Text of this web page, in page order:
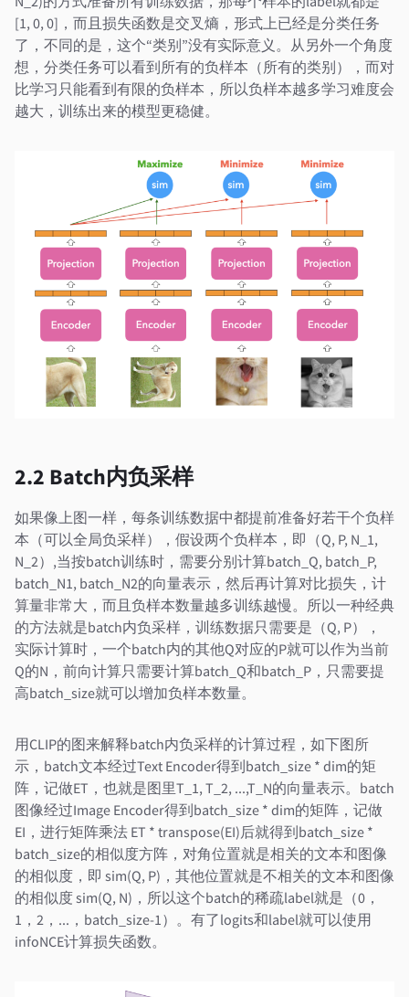
[1, 0, 0]，而且损失函数是交叉熵，形式上已经是分类任务
了，不同的是，这个“类别”没有实际意义。从另外一个角度
想，分类任务可以看到所有的负样本（所有的类别），而对
比学习只能看到有限的负样本，所以负样本越多学习难度会
越大，训练出来的模型更稳健。
2.2 Batch内负采样
如果像上图一样，每条训练数据中都提前准备好若干个负样
本（可以全局负采样），假设两个负样本，即（Q, P, N_1,
N_2）,当按batch训练时，需要分别计算batch_Q, batch_P,
batch_N1, batch_N2的向量表示，然后再计算对比损失，计
算量非常大，而且负样本数量越多训练越慢。所以一种经典
的方法就是batch内负采样，训练数据只需要是（Q, P），
实际计算时，一个batch内的其他Q对应的P就可以作为当前
Q的N，前向计算只需要计算batch_Q和batch_P，只需要提
高batch_size就可以增加负样本数量。
用CLIP的图来解释batch内负采样的计算过程，如下图所
示，batch文本经过Text Encoder得到batch_size * dim的矩
阵，记做ET，也就是图里T_1, T_2, ...,T_N的向量表示。batch
图像经过Image Encoder得到batch_size * dim的矩阵，记做
EI，进行矩阵乘法 ET * transpose(EI)后就得到batch_size *
batch_size的相似度方阵，对角位置就是相关的文本和图像
的相似度，即 sim(Q, P)，其他位置就是不相关的文本和图像
的相似度 sim(Q, N)，所以这个batch的稀疏label就是（0，
1，2，...，batch_size-1）。有了logits和label就可以使用
infoNCE计算损失函数。